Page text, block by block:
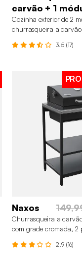
carvão + 1
Cozinha exterior de 2
churrasqueira a
3.5 (17)
Naxos
Churrasqueira a
com grade cromada, 2
2.9 (16)